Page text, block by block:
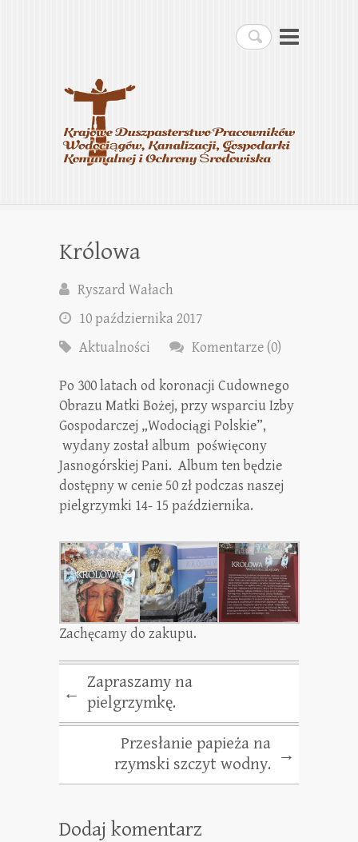
Szukaj
Krajowe Duszpasterstwo
Pracowników
Wodociągów, Kanalizacji,
Gospodarki Komunalnej i
Ochrony Środowiska
Królowa
Ryszard Wałach
10 października 2017
Aktualności
Komentarze (0)
Po 300 latach od koronacji Cudownego
Obrazu Matki Bożej, przy wsparciu Izby
Gospodarczej „Wodociągi Polskie”,
wydany został album poświęcony
Jasnogórskiej Pani. Album ten będzie
dostępny w cenie 50 zł podczas naszej
pielgrzymki 14- 15 października.
Zachęcamy do zakupu.
←
Zapraszamy na
pielgrzymkę.
Przesłanie papieża na
rzymski szczyt wodny. →
Dodaj komentarz